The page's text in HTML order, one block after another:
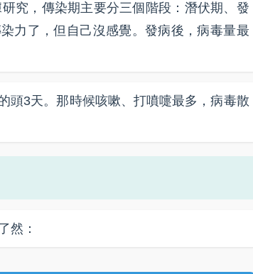
究，傳染期主要分三個階段：潛伏期、發
力了，但自己沒感覺。發病後，病毒量最
頭3天。那時候咳嗽、打噴嚏最多，病毒散
然：